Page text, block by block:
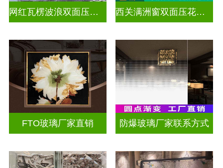
网红瓦楞波浪双面压花玻璃 西关满洲窗双面压花玻璃
FTO玻璃厂家直销 防爆玻璃厂家联系方式